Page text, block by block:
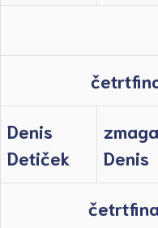
Denis
Detiček
zmaga
Denis